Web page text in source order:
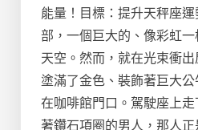
能量！目標：提升天秤座
部，一個巨大的、像彩虹
天空。然而，就在光束衝
塗滿了金色、裝飾著巨大
在咖啡館門口。駕駛座上
著鑽石項圈的男人，那人